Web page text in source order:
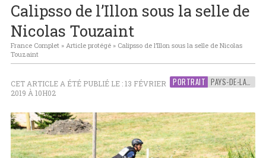
indoor reviennent le 23 Janvier 2027 !
Calipsso de l’Illon sous la selle de
Nicolas Touzaint
France Complet» Article protégé» Calipsso de l’Illon sous la selle de Nicolas
Touzaint
PORTRAIT PAYS-DE-LA-LOIRE
CET ARTICLE A ÉTÉ PUBLIÉ LE : 13 FÉVRIER
2019 À 10H02